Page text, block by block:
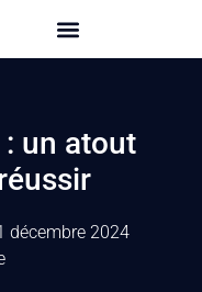
un atout
décembre 2024